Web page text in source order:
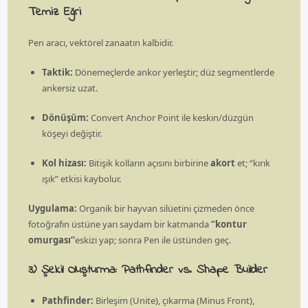
Temiz Eğri
Pen aracı, vektörel zanaatın kalbidir.
Takti̇k: Dönemeçlerde ankor yerleştir; düz segmentlerde
ankersiz uzat.
Dönüşüm: Convert Anchor Point ile keskin/düzgün
köşeyi değiştir.
Kol hizası: Bitişik kolların açısını birbirineakortet; “kırık
ışık” etkisi kaybolur.
Uygulama: Organik bir hayvan silüetini çizmeden önce
fotoğrafın üstüne yarı saydam bir katmanda“kontur
omurgası”eskizi yap; sonra Pen ile üstünden geç.
3) Şekil Oluşturma: Pathfinder vs. Shape Builder
Pathfinder: Birleşim (Unite), çıkarma (Minus Front),